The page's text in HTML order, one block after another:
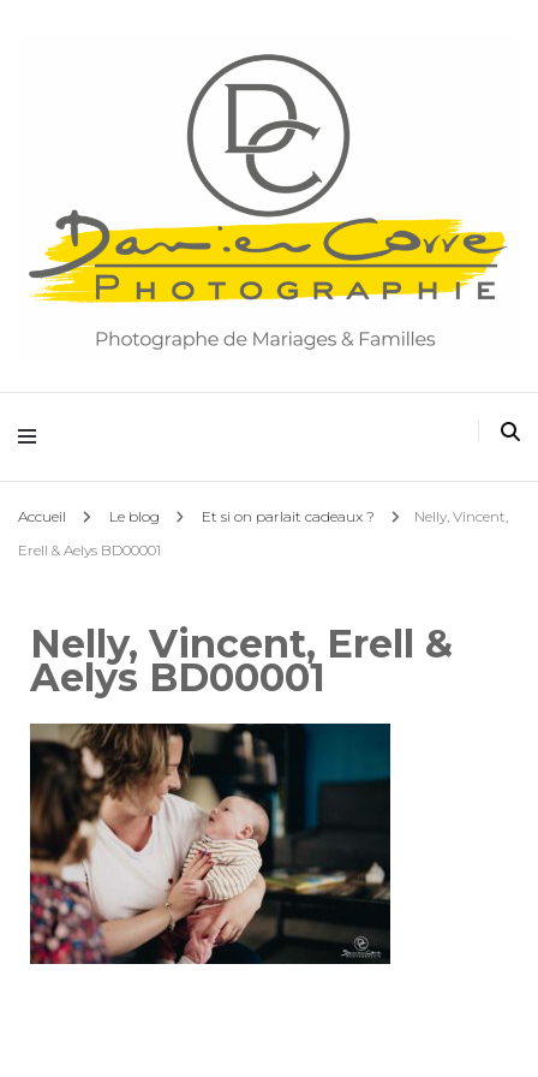
Accueil Le blog Et si on parlait cadeaux ?
Nelly, Vincent,
Erell & Aelys BD00001
Nelly, Vincent, Erell &
Aelys BD00001